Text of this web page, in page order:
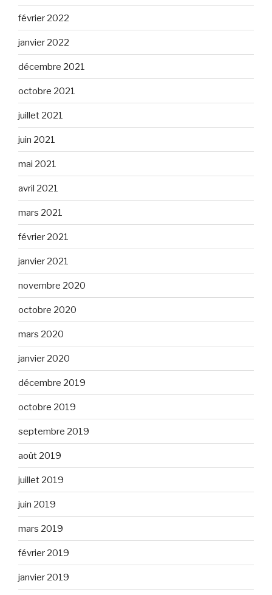
février 2022
janvier 2022
décembre 2021
octobre 2021
juillet 2021
juin 2021
mai 2021
avril 2021
mars 2021
février 2021
janvier 2021
novembre 2020
octobre 2020
mars 2020
janvier 2020
décembre 2019
octobre 2019
septembre 2019
août 2019
juillet 2019
juin 2019
mars 2019
février 2019
janvier 2019